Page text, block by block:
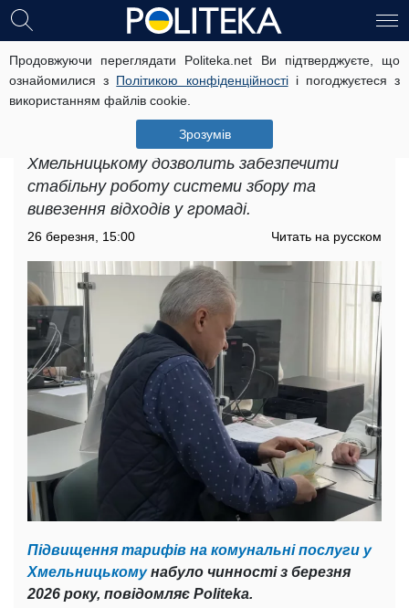
Продовжуючи переглядати Politeka.net Ви підтверджуєте, що
ознайомилися з Політикою конфіденційностіі погоджуєтеся з
використанням файлів cookie.
Зрозумів
Підвищення тарифів на комунальні
послуги у Хмельницькому: як було
змінено ціни для мешканців
Підвищення тарифів на комунальні послуги у
Хмельницькому дозволить забезпечити
стабільну роботу системи збору та
вивезення відходів у громаді.
26 березня, 15:00 Читать на русском
Підвищення тарифів на комунальні послуги у
Хмельницькомунабуло чинності з березня
2026 року, повідомляє Politeka.